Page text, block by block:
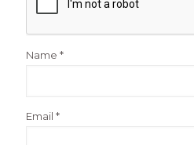
Name *
Email *